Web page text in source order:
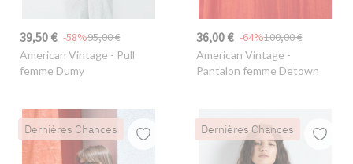
39,50 € 95,00 €
-58%
American Vintage - Pull
femme Dumy
36,00 € 100,00 €
-64%
American Vintage -
Pantalon femme Detown
Dernières Chances Dernières Chances